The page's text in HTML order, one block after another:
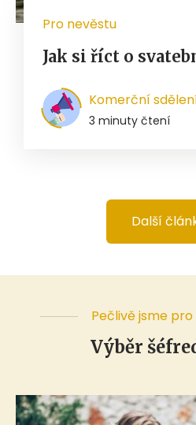
Pro nevěstu
Jak si říct o
Komerční
3 minuty čtení
Další
Pečlivě jsme
Výběr